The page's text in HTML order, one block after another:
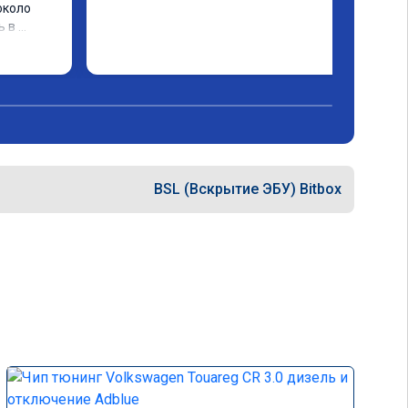
в
BSL (Вскрытие ЭБУ) Bitbox